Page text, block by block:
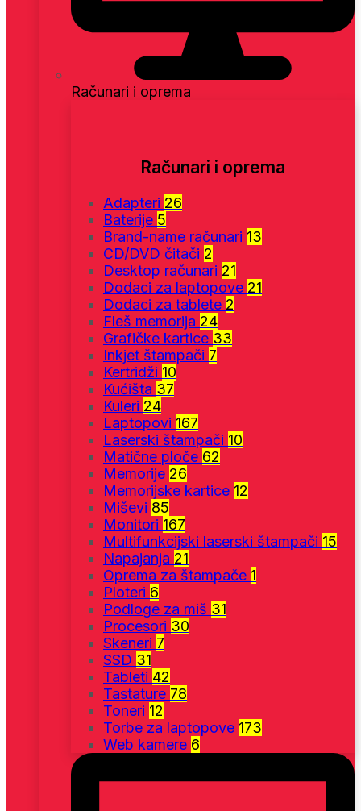
Računari i oprema
Računari i oprema
Adapteri 26
Baterije 5
Brand-name računari 13
CD/DVD čitači 2
Desktop računari 21
Dodaci za laptopove 21
Dodaci za tablete 2
Fleš memorija 24
Grafičke kartice 33
Inkjet štampači 7
Kertridži 10
Kućišta 37
Kuleri 24
Laptopovi 167
Laserski štampači 10
Matične ploče 62
Memorije 26
Memorijske kartice 12
Miševi 85
Monitori 167
Multifunkcijski laserski štampači 15
Napajanja 21
Oprema za štampače 1
Ploteri 6
Podloge za miš 31
Procesori 30
Skeneri 7
SSD 31
Tableti 42
Tastature 78
Toneri 12
Torbe za laptopove 173
Web kamere 6